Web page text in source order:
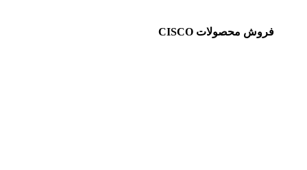
فروش محصولات CISCO